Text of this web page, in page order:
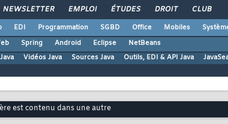
NEWSLETTER EMPLOI ÉTUDES DROIT CLUB
EDI Programmation SGBD Office Mobiles
Spring Android Eclipse
NetBeans
Vidéos Java Sources Java Outils, EDI & API Java
est contenu dans une autre